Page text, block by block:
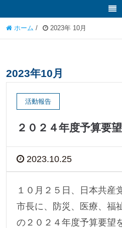
ホーム / 2023年 10月
2023年10月
活動報告
２０２４年度予算要
2023.10.25
１０月２５日、日本共産
市長に、防災、医療、福
の２０２４年度予算要望